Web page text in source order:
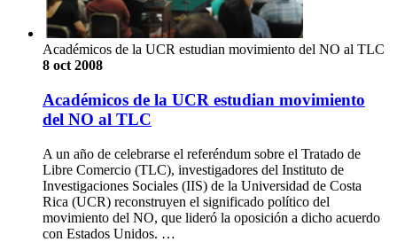
Académicos de la UCR estudian movimiento del NO al TLC
8 oct 2008
Académicos de la UCR estudian movimiento
del NO al TLC
A un año de celebrarse el referéndum sobre el Tratado de
Libre Comercio (TLC), investigadores del Instituto de
Investigaciones Sociales (IIS) de la Universidad de Costa
Rica (UCR) reconstruyen el significado político del
movimiento del NO, que lideró la oposición a dicho acuerdo
con Estados Unidos. …